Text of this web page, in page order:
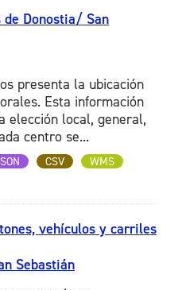
Donostia/ San
presenta la ubicación
Esta información
elección local, general,
centro se...
CSV
WMS
vehículos y carriles
Sebastián